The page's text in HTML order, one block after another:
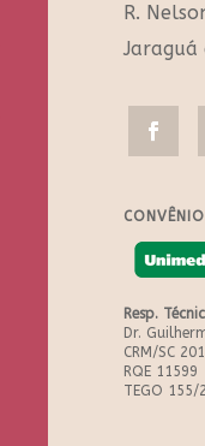
R.
Jaraguá
Resp.
Dr.
CRM/SC
RQE 11599
TEGO 155/